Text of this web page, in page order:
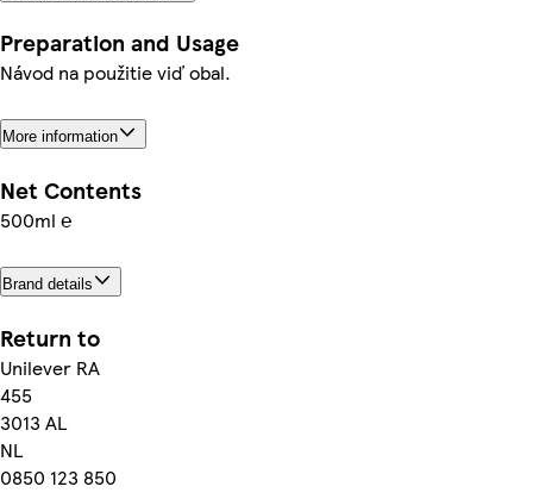
Preparation and Usage
Návod na použitie viď obal.
More information
Net Contents
500ml ℮
Brand details
Return to
Unilever RA
455
3013 AL
NL
0850 123 850